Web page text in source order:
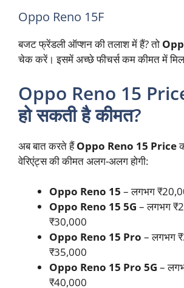
Oppo Reno 15F
बजट फ्रेंडली ऑप्शन की तलाश में हैं? तो
चेक करें। इसमें अच्छे फीचर्स कम कीमत में
Oppo Reno 15
हो सकती है कीमत?
अब बात करते हैंOppo Reno 15 Price
वेरिएंट्स की कीमत अलग-अलग होगी:
Oppo Reno 15 – लगभग
Oppo Reno 15 5G – लगभग
₹30,000
Oppo Reno 15 Pro – लगभग
₹35,000
Oppo Reno 15 Pro 5G –
₹40,000